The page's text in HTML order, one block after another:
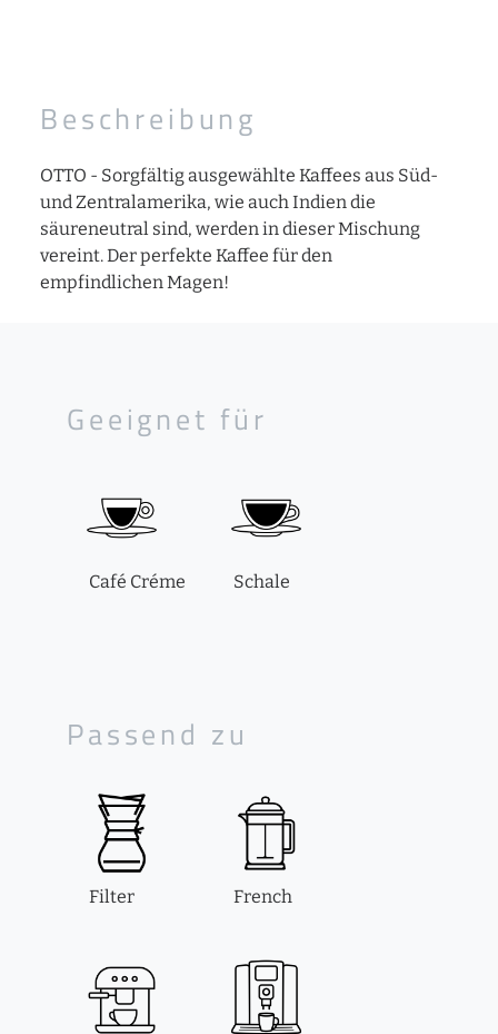
Beschreibung
OTTO - Sorgfältig ausgewählte Kaffees aus Süd-
und Zentralamerika, wie auch Indien die
säureneutral sind, werden in dieser Mischung
vereint. Der perfekte Kaffee für den
empfindlichen Magen!
Geeignet für
Café Créme Schale
Passend zu
Filter French